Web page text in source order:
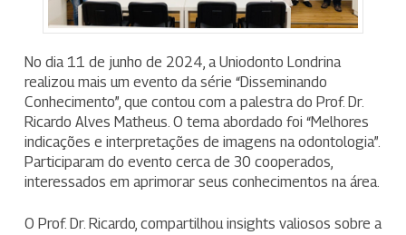
No dia 11 de junho de 2024, a Uniodonto Londrina
realizou mais um evento da série “Disseminando
Conhecimento”, que contou com a palestra do Prof. Dr.
Ricardo Alves Matheus. O tema abordado foi “Melhores
indicações e interpretações de imagens na odontologia”.
Participaram do evento cerca de 30 cooperados,
interessados em aprimorar seus conhecimentos na área.
O Prof. Dr. Ricardo, compartilhou insights valiosos sobre a